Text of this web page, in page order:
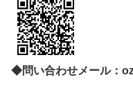
◆問い合わせメール：